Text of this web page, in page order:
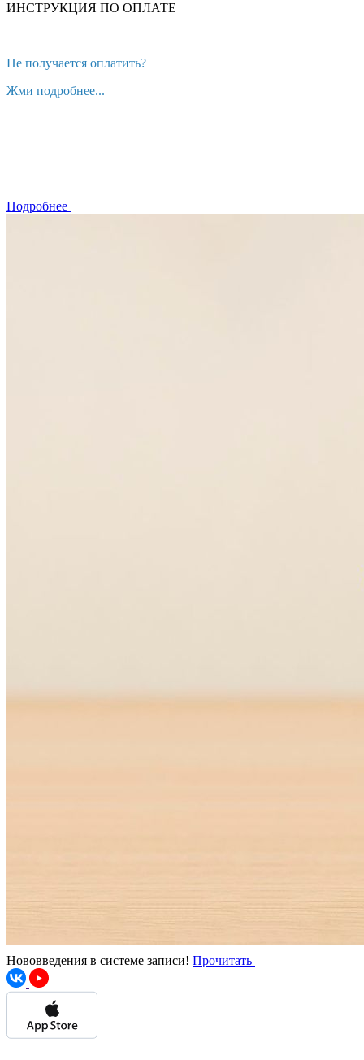
ИНСТРУКЦИЯ ПО ОПЛАТЕ
Не получается оплатить?
Жми подробнее...
Подробнее
Нововведения в системе записи! Прочитать